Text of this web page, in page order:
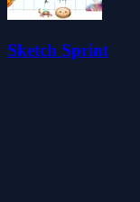
Sketch Sprint